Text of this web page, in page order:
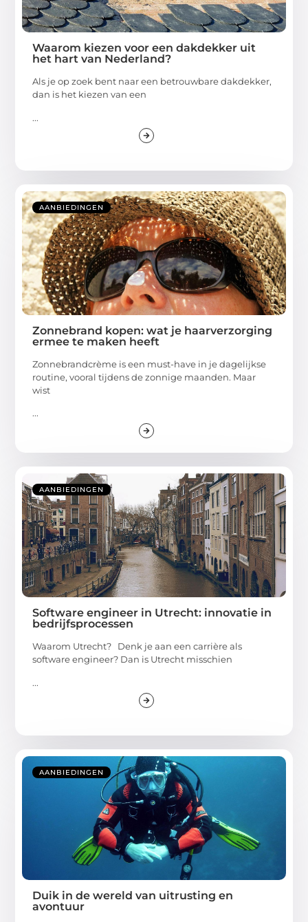
Waarom kiezen voor een dakdekker uit
het hart van Nederland?
Als je op zoek bent naar een betrouwbare dakdekker,
dan is het kiezen van een
...
AANBIEDINGEN
Zonnebrand kopen: wat je haarverzorging
ermee te maken heeft
Zonnebrandcrème is een must-have in je dagelijkse
routine, vooral tijdens de zonnige maanden. Maar
wist
...
AANBIEDINGEN
Software engineer in Utrecht: innovatie in
bedrijfsprocessen
Waarom Utrecht? Denk je aan een carrière als
software engineer? Dan is Utrecht misschien
...
AANBIEDINGEN
Duik in de wereld van uitrusting en
avontuur